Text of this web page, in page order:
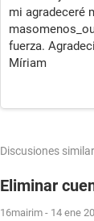
mi agradeceré
fuerza.
Míriam
Discusiones
Eliminar
16mairim - 14 ene